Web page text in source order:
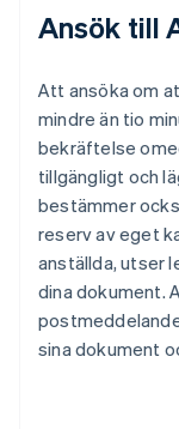
Ansök till
Att ansöka om
mindre än tio
bekräftelse
tillgängligt och
bestämmer
reserv av eget
anställda, utser
dina dokument.
sina dokument